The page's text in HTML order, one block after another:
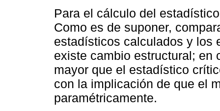
Para el cálculo del
Como es de suponer,
estadísticos calculados y los
existe cambio estructural;
mayor que el estadístico
con la implicación de que el
paramétricamente.